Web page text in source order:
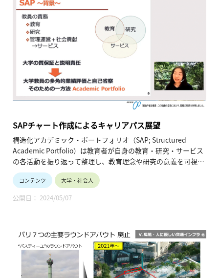
SAPチャート作成によるキャリアパス展望
構造化アカデミック・ポートフォリオ（SAP; Structured
Academic Portfolio）は教育者が自身の教育・研究・サービス
の各活動を振り返って整理し、教育理念や研究の意義を可視化
することができるものです。本レクチャーを通じて自身の構造
化されたポートフォリオの作成を行うことで、将来について展
望し、目標を定める助けとなります。
※所属・役職は登壇当時のものです。
・動画の長さ：2:10:26
・シリーズ名：2020年度「大学教育開発論／東京大学フュー
チャーファカルティプログラム（東大FFP）」
コンテンツ 大学・社会人
公開日： 2024/05/07